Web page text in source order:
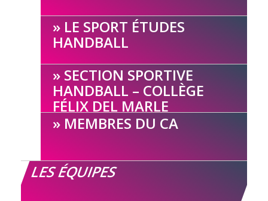
LE SPORT ÉTUDES
HANDBALL
SECTION SPORTIVE
HANDBALL – COLLÈGE
FÉLIX DEL MARLE
MEMBRES DU CA
LES ÉQUIPES